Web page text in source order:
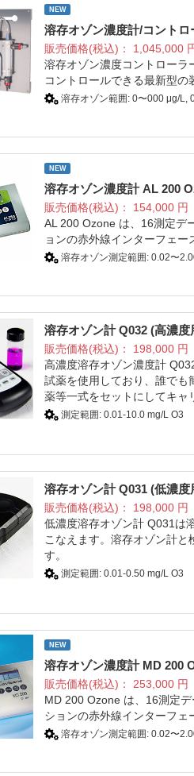
NEW
溶存オゾン濃度計/コント
販売価格(税込)： 1,045,000
溶存オゾン濃度コントロー
コントロールできる最新型の
溶存オゾン範囲: 0〜000 μg/L,
NEW
溶存オゾン濃度計 AL 200
販売価格(税込)： 154,000 円
AL 200 Ozone は、16測定デ
ョンの赤外線インターフェー
溶存オゾン測定範囲: 0.02〜
溶存オゾン計 Q032 (高濃度
販売価格(税込)： 198,000 円
高濃度溶存オゾン濃度計
試薬を使用しており、誰で
薬等一式をセットにしてキャ
測定範囲: 0.01-10.0 mg/L O3
溶存オゾン計 Q031 (低濃度
販売価格(税込)： 198,000 円
低濃度溶存オゾン計 Q031は
こなえます。溶存オゾン計
す。
測定範囲: 0.01-0.50 mg/L O3
NEW
溶存オゾン濃度計 MD 200
販売価格(税込)： 253,000 円
MD 200 Ozone は、16測定
ションの赤外線インターフェ
溶存オゾン測定範囲: 0.02〜